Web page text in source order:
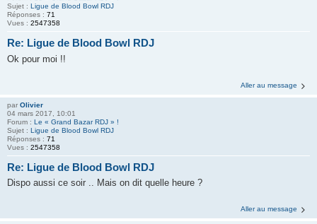
Sujet : Ligue de Blood Bowl RDJ
Réponses : 71
Vues : 2547358
Re: Ligue de Blood Bowl RDJ
Ok pour moi !!
Aller au message
par Olivier
04 mars 2017, 10:01
Forum : Le « Grand Bazar RDJ » !
Sujet : Ligue de Blood Bowl RDJ
Réponses : 71
Vues : 2547358
Re: Ligue de Blood Bowl RDJ
Dispo aussi ce soir .. Mais on dit quelle heure ?
Aller au message